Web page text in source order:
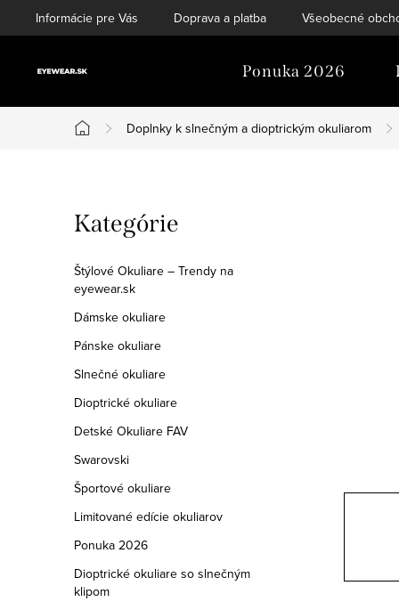
na
Informácie pre Vás Doprava a platba Všeobecné
Ponuka 2026
Domov
Doplnky k slnečným a dioptrickým okuliarom
o
č
n
ý
p
a
n
e
l
Preskočiť
kategórie
Kategórie
Štýlové Okuliare – Trendy na
eyewear.sk
Dámske okuliare
Pánske okuliare
Slnečné okuliare
Dioptrické okuliare
Detské Okuliare FAV
Swarovski
Športové okuliare
Limitované edície okuliarov
Ponuka 2026
Dioptrické okuliare so slnečným
klipom